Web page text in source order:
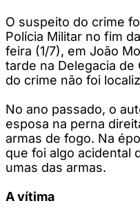
O suspeito do crime
Polícia Militar no fim
feira (1/7), em João
tarde na Delegacia de
do crime não foi
No ano passado, o
esposa na perna
armas de fogo. Na
que foi algo acidental
umas das armas.
A vítima